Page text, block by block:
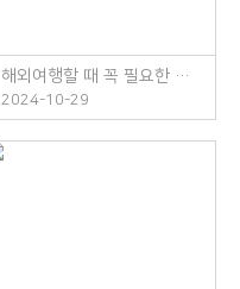
해외여행할 때 꼭 필요한 체크리스트
2024-10-29